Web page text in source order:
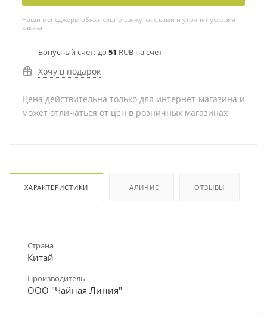
Наши менеджеры обязательно свяжутся с вами и уточнят условия
заказа
Бонусный счет: до 51 RUB на счет
Хочу в подарок
Цена действительна только для интернет-магазина и
может отличаться от цен в розничных магазинах
ХАРАКТЕРИСТИКИ НАЛИЧИЕ ОТЗЫВЫ
Страна
Китай
Производитель
ООО "Чайная Линия"